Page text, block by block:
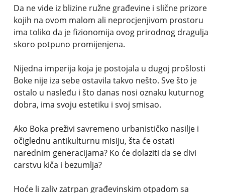
Da ne vide iz blizine ružne građevine i slične prizore
kojih na ovom malom ali neprocjenjivom prostoru
ima toliko da je fizionomija ovog prirodnog dragulja
skoro potpuno promijenjena.
Nijedna imperija koja je postojala u dugoj prošlosti
Boke nije iza sebe ostavila takvo nešto. Sve što je
ostalo u nasleđu i što danas nosi oznaku kuturnog
dobra, ima svoju estetiku i svoj smisao.
Ako Boka preživi savremeno urbanističko nasilje i
očiglednu antikulturnu misiju, šta će ostati
narednim generacijama? Ko će dolaziti da se divi
carstvu kiča i bezumlja?
Hoće li zaliv zatrpan građevinskim otpadom sa